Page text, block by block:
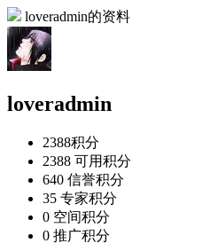
loveradmin的资料
loveradmin
2388积分
2388 可用积分
640 信誉积分
35 专家积分
0 空间积分
0 推广积分